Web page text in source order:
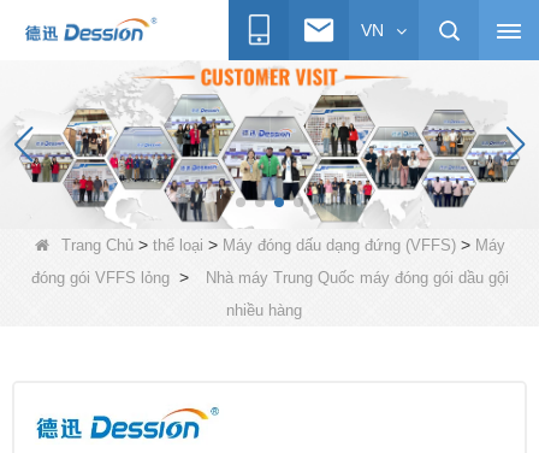
VN
Trang Chủ> thể loại > Máy đóng dấu dạng đứng (VFFS)> Máy
đóng gói VFFS lỏng>
Nhà máy Trung Quốc máy đóng gói dầu gội
nhiều hàng